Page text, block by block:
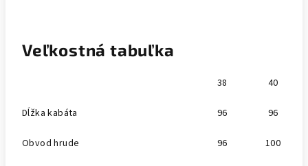
Veľkostná tabuľka
38 40
Dĺžka kabáta 96 96
Obvod hrude 96 100